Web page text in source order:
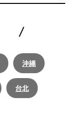
沖縄
台北